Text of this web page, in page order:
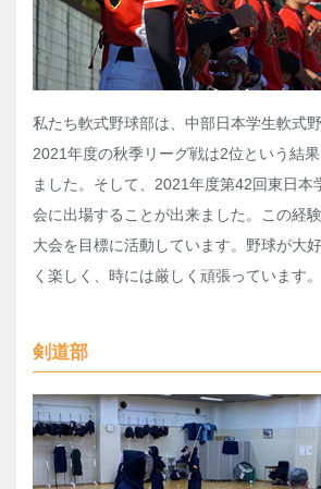
私たち軟式野球部は、中部日本学生軟式
2021年度の秋季リーグ戦は2位という結
ました。そして、2021年度第42回東日本
会に出場することが出来ました。この経
大会を目標に活動しています。野球が大
く楽しく、時には厳しく頑張っています。
剣道部